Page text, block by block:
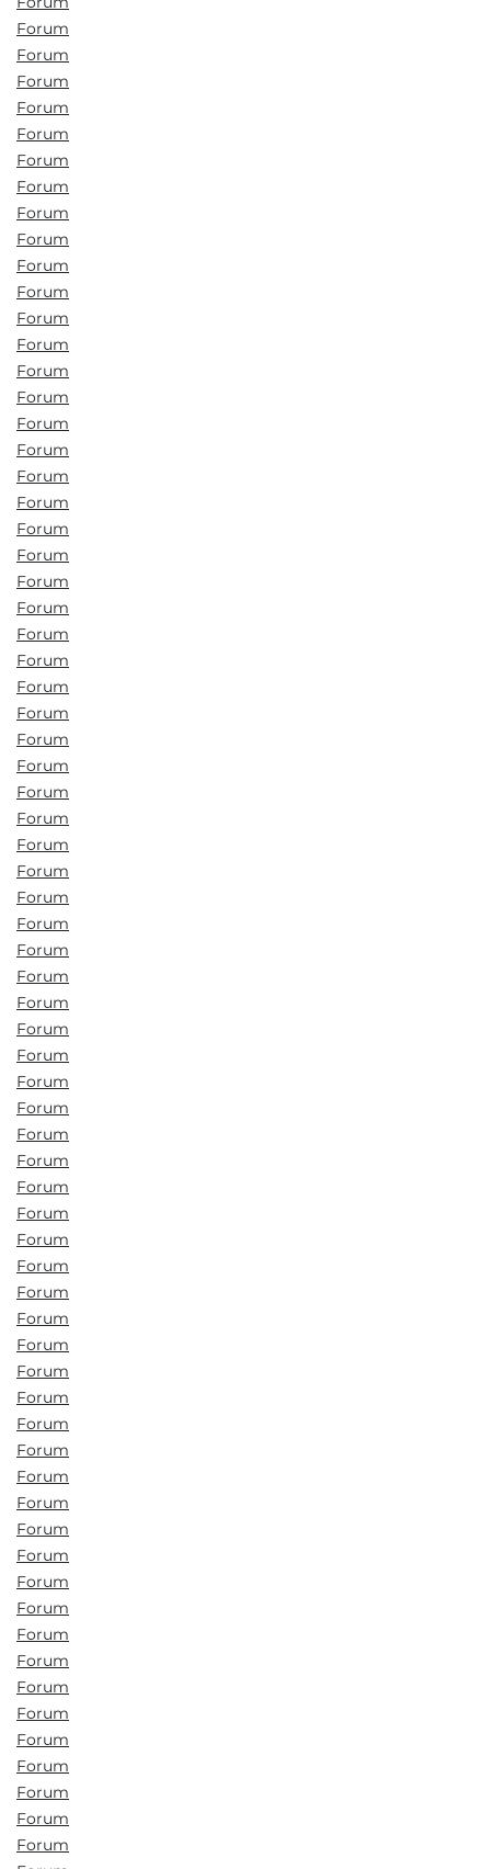
Forum
Forum
Forum
Forum
Forum
Forum
Forum
Forum
Forum
Forum
Forum
Forum
Forum
Forum
Forum
Forum
Forum
Forum
Forum
Forum
Forum
Forum
Forum
Forum
Forum
Forum
Forum
Forum
Forum
Forum
Forum
Forum
Forum
Forum
Forum
Forum
Forum
Forum
Forum
Forum
Forum
Forum
Forum
Forum
Forum
Forum
Forum
Forum
Forum
Forum
Forum
Forum
Forum
Forum
Forum
Forum
Forum
Forum
Forum
Forum
Forum
Forum
Forum
Forum
Forum
Forum
Forum
Forum
Forum
Forum